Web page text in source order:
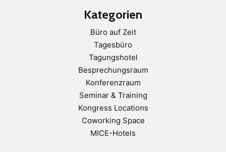
Kategorien
Büro auf Zeit
Tagesbüro
Tagungshotel
Besprechungsraum
Konferenzraum
Seminar & Training
Kongress Locations
Coworking Space
MICE-Hotels